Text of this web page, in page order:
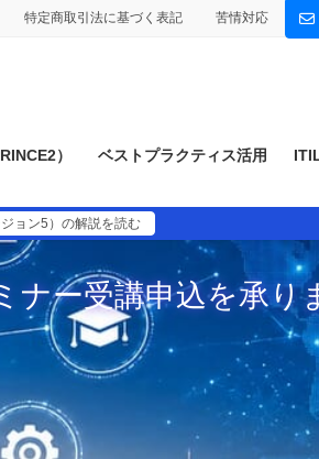
特定商取引法に基づく表記 苦情対応
） ベストプラクティス活用
ョン5）の解説を読む
ナー受講申込を承り